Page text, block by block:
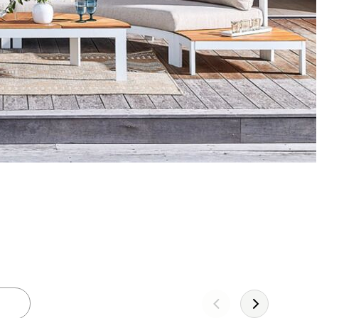
Leather!
JE DÉCOUVRE
DÉCOUVREZ LA COLLECTION 2026